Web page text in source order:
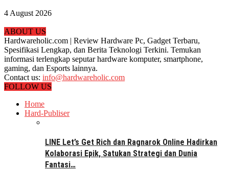
4 August 2026
ABOUT US
Hardwareholic.com | Review Hardware Pc, Gadget Terbaru,
Spesifikasi Lengkap, dan Berita Teknologi Terkini. Temukan
informasi terlengkap seputar hardware komputer, smartphone,
gaming, dan Esports lainnya.
Contact us: info@hardwareholic.com
FOLLOW US
Home
Hard-Publiser
LINE Let’s Get Rich dan Ragnarok Online Hadirkan
Kolaborasi Epik, Satukan Strategi dan Dunia
Fantasi…